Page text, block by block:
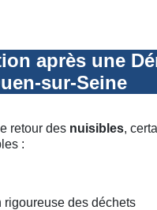
après une
sur-Seine
retour des nuisibles,
:
rigoureuse des déchets